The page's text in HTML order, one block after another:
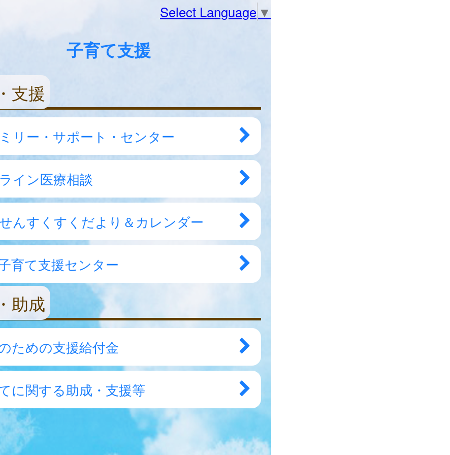
Select Language ▼
子育て支援
支援
リー・サポート・センター
イン医療相談
んすくすくだより＆カレンダー
育て支援センター
助成
ための支援給付金
に関する助成・支援等